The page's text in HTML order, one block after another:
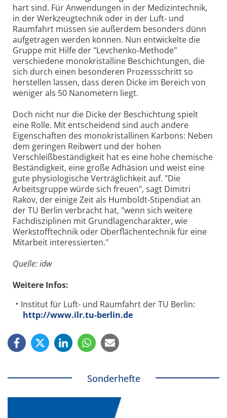
hart sind. Für Anwendungen in der Medizintechnik,
in der Werkzeugtechnik oder in der Luft- und
Raumfahrt müssen sie außerdem besonders dünn
aufgetragen werden können. Nun entwickelte die
Gruppe mit Hilfe der "Levchenko-Methode"
verschiedene monokristalline Beschichtungen, die
sich durch einen besonderen Prozessschritt so
herstellen lassen, dass deren Dicke im Bereich von
weniger als 50 Nanometern liegt.
Doch nicht nur die Dicke der Beschichtung spielt
eine Rolle. Mit entscheidend sind auch andere
Eigenschaften des monokristallinen Karbons: Neben
dem geringen Reibwert und der hohen
Verschleißbeständigkeit hat es eine hohe chemische
Beständigkeit, eine große Adhäsion und weist eine
gute physiologische Verträglichkeit auf. "Die
Arbeitsgruppe würde sich freuen", sagt Dimitri
Rakov, der einige Zeit als Humboldt-Stipendiat an
der TU Berlin verbracht hat, "wenn sich weitere
Fachdisziplinen mit Grundlagencharakter, wie
Werkstofftechnik oder Oberflächentechnik für eine
Mitarbeit interessierten."
Quelle: idw
Weitere Infos:
Institut für Luft- und Raumfahrt der TU Berlin:
http://www.ilr.tu-berlin.de
Sonderhefte